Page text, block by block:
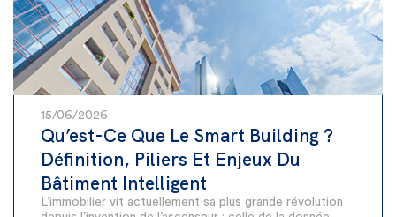
15/06/2026
Qu’est-Ce Que Le Smart Building ?
Définition, Piliers Et Enjeux Du
Bâtiment Intelligent
L’immobilier vit actuellement sa plus grande révolution